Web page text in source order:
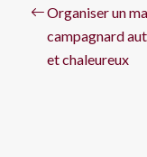
Organiser un
campagnard
et chaleureux